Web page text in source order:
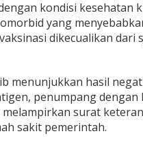
e
r
kondisi kesehatan
yang
dikecualikan dari
menunjukkan hasil
penumpang dengan
surat
sakit pemerintah.